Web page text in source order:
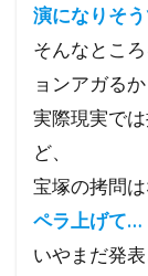
演になりそう
そんなとこ
ョンアガる
実際現実で
ど、
宝塚の拷問
ペラ上げて…
いやまだ発